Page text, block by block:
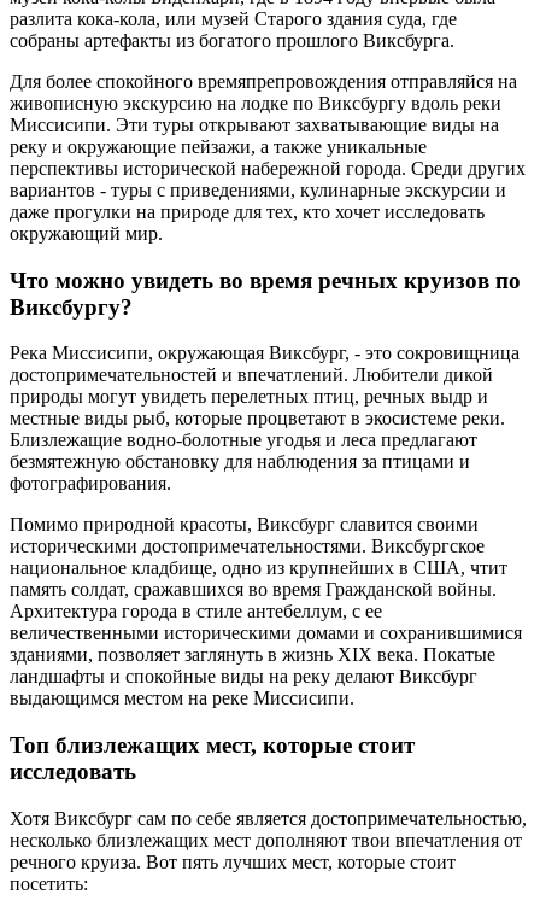
разлита кока-кола, или музей Старого здания суда, где
собраны артефакты из богатого прошлого Виксбурга.
Для более спокойного времяпрепровождения отправляйся на
живописную экскурсию на лодке по Виксбургу вдоль реки
Миссисипи. Эти туры открывают захватывающие виды на
реку и окружающие пейзажи, а также уникальные
перспективы исторической набережной города. Среди других
вариантов - туры с приведениями, кулинарные экскурсии и
даже прогулки на природе для тех, кто хочет исследовать
окружающий мир.
Что можно увидеть во время речных круизов по
Виксбургу?
Река Миссисипи, окружающая Виксбург, - это сокровищница
достопримечательностей и впечатлений. Любители дикой
природы могут увидеть перелетных птиц, речных выдр и
местные виды рыб, которые процветают в экосистеме реки.
Близлежащие водно-болотные угодья и леса предлагают
безмятежную обстановку для наблюдения за птицами и
фотографирования.
Помимо природной красоты, Виксбург славится своими
историческими достопримечательностями. Виксбургское
национальное кладбище, одно из крупнейших в США, чтит
память солдат, сражавшихся во время Гражданской войны.
Архитектура города в стиле антебеллум, с ее
величественными историческими домами и сохранившимися
зданиями, позволяет заглянуть в жизнь XIX века. Покатые
ландшафты и спокойные виды на реку делают Виксбург
выдающимся местом на реке Миссисипи.
Топ близлежащих мест, которые стоит
исследовать
Хотя Виксбург сам по себе является достопримечательностью,
несколько близлежащих мест дополняют твои впечатления от
речного круиза. Вот пять лучших мест, которые стоит
посетить: